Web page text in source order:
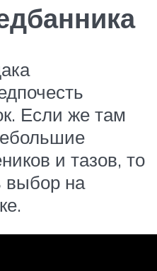
Если же там
и тазов, то
выбор на